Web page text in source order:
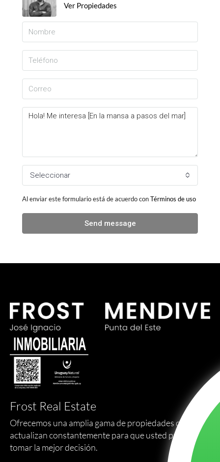
Ver Propiedades
Seleccionar
Al enviar este formulario está de acuerdo conTérminos de uso
Send message
Frost Real Estate
Ofrecemos una amplia gama de propiedades que se
actualizan constantemente para que usted pueda
tomar la mejor decisión.